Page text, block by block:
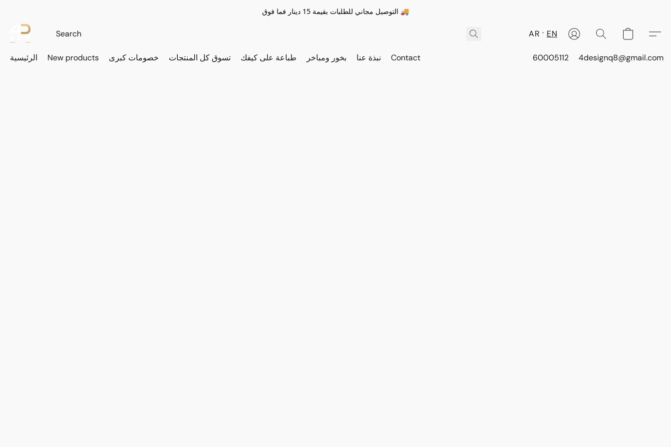
التوصيل مجاني للطلبات بقيمة 15 دينار فما فوق 🚚
AR EN
الرئيسية New products خصومات كبرى تسوق كل المنتجات طباعة على كيفك بخور ومباخر نبذة عنا Contact 60005112 4designq8@gmail.com